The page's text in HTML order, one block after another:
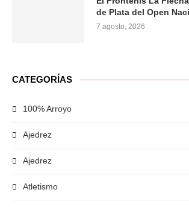
de Plata del Open
7 agosto, 2026
CATEGORÍAS
100% Arroyo
Ajedrez
Ajedrez
Atletismo